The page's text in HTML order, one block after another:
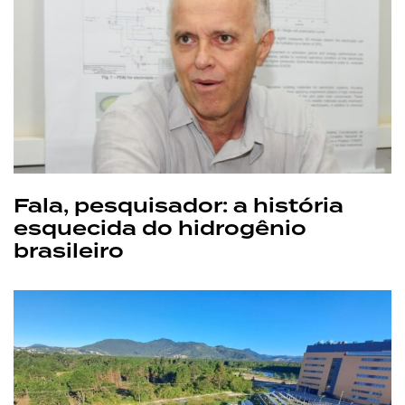
Fala, pesquisador: a história
esquecida do hidrogênio
brasileiro